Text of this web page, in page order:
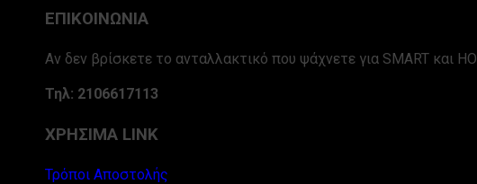
ΕΠΙΚΟΙΝΩΝΙΑ
Αν δεν βρίσκετε το ανταλλακτικό που ψάχνετε για SMART και
Τηλ: 2106617113
ΧΡΗΣΙΜΑ LINK
Τρόποι Αποστολής